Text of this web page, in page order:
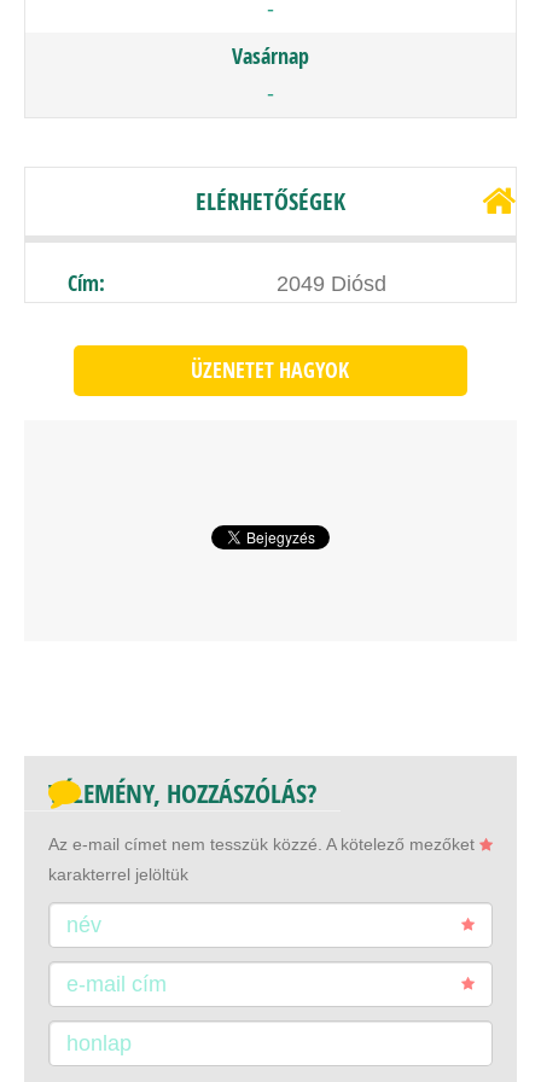
-
Vasárnap
-
ELÉRHETŐSÉGEK
Cím: 2049 Diósd
ÜZENETET HAGYOK
VÉLEMÉNY, HOZZÁSZÓLÁS?
Az e-mail címet nem tesszük közzé. A kötelező mezőket
karakterrel jelöltük
név
e-mail cím
honlap